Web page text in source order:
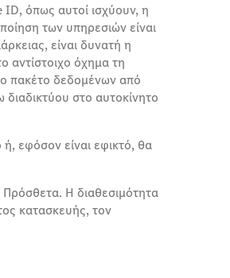
όπως αυτοί ισχύουν, η
των υπηρεσιών είναι
είναι δυνατή η
όχημα τη
πακέτο δεδομένων από
στο αυτοκίνητο
εφόσον είναι εφικτό, θα
Η διαθεσιμότητα
κατασκευής, τον